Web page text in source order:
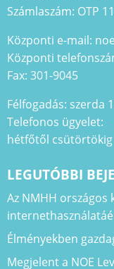
Számlaszám: OTP
Központi e-mail:
Központi
Fax: 301-9045
Félfogadás: szerda
Telefonos ügyelet:
hétfőtől csütörtökig
LEGUTÓBBI
Az NMHH
Élményekben
Megjelent a NOE